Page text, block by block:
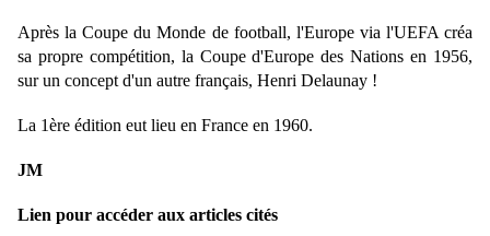
Après la Coupe du Monde de football, l'Europe via l'UEFA créa
sa propre compétition, la Coupe d'Europe des Nations en 1956,
sur un concept d'un autre français, Henri Delaunay !
La 1ère édition eut lieu en France en 1960.
JM
Lien pour accéder aux articles cités